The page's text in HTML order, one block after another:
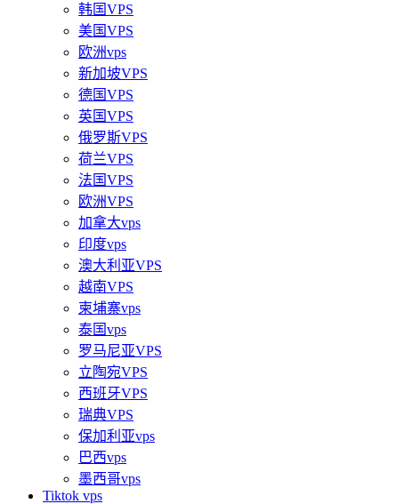
韩国VPS
美国VPS
欧洲vps
新加坡VPS
德国VPS
英国VPS
俄罗斯VPS
荷兰VPS
法国VPS
欧洲VPS
加拿大vps
印度vps
澳大利亚VPS
越南VPS
柬埔寨vps
泰国vps
罗马尼亚VPS
立陶宛VPS
西班牙VPS
瑞典VPS
保加利亚vps
巴西vps
墨西哥vps
Tiktok vps